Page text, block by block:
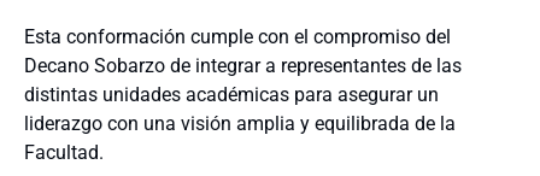
Esta conformación cumple con el compromiso del
Decano Sobarzo de integrar a representantes de las
distintas unidades académicas para asegurar un
liderazgo con una visión amplia y equilibrada de la
Facultad.